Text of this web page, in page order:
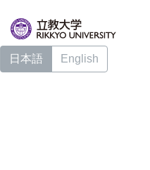
日本語 English